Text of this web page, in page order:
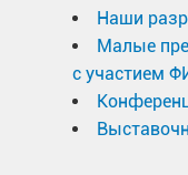
Наши
Малые
с участием